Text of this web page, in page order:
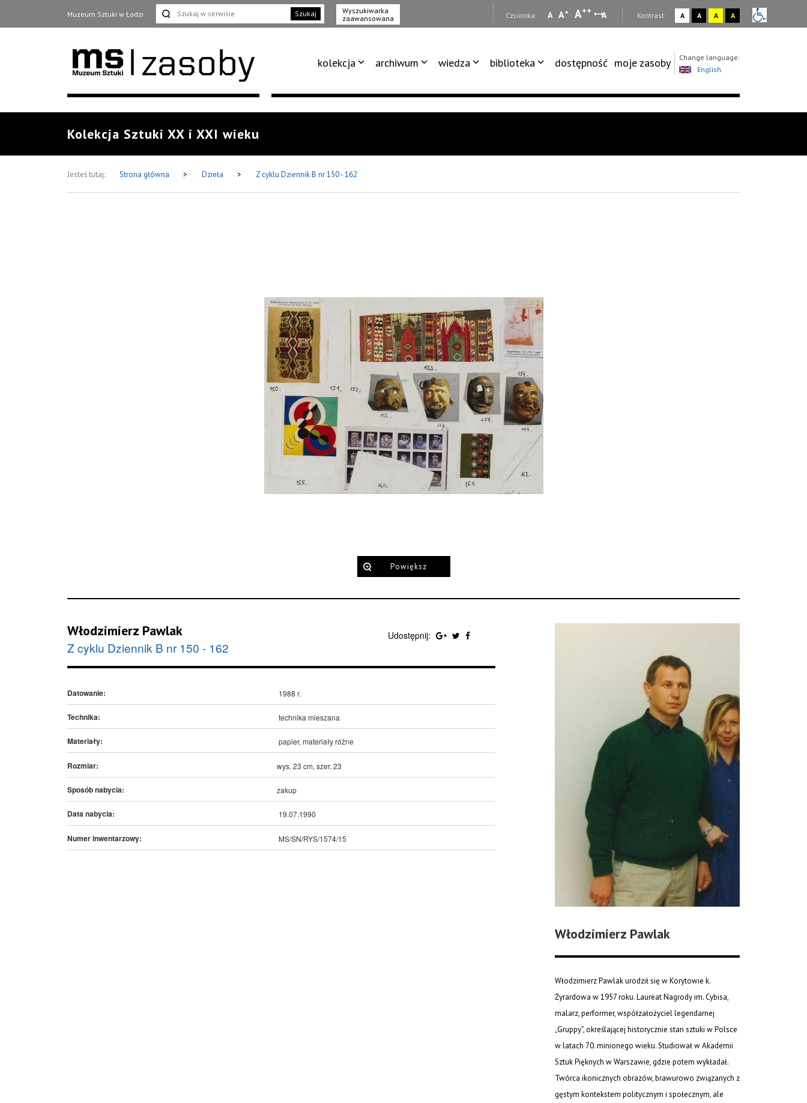
Muzeum Sztuki w Łodzi Szukaj
Wyszukiwarka
zaawansowana
Czcionka: A A+ A++ A Kontrast: A A A A
kolekcja archiwum wiedza biblioteka dostępność moje zasoby
Change language:
English
Kolekcja Sztuki XX i XXI wieku
Jesteś tutaj: Strona główna > Dzieła > Z cyklu Dziennik B nr 150 - 162
Powiększ
Włodzimierz Pawlak
Z cyklu Dziennik B nr 150 - 162
Udostępnij:
Datowanie: 1988 r.
Technika: technika mieszana
Materiały: papier, materiały różne
Rozmiar: wys. 23 cm, szer. 23
Sposób nabycia: zakup
Data nabycia: 19.07.1990
Numer inwentarzowy: MS/SN/RYS/1574/15
Włodzimierz Pawlak
Włodzimierz Pawlak urodził się w Korytowie k.
Żyrardowa w 1957 roku. Laureat Nagrody im. Cybisa,
malarz, performer, współzałożyciel legendarnej
„Gruppy”, określającej historycznie stan sztuki w Polsce
w latach 70. minionego wieku. Studiował w Akademii
Sztuk Pięknych w Warszawie, gdzie potem wykładał.
Twórca ikonicznych obrazów, brawurowo związanych z
gęstym kontekstem politycznym i społecznym, ale